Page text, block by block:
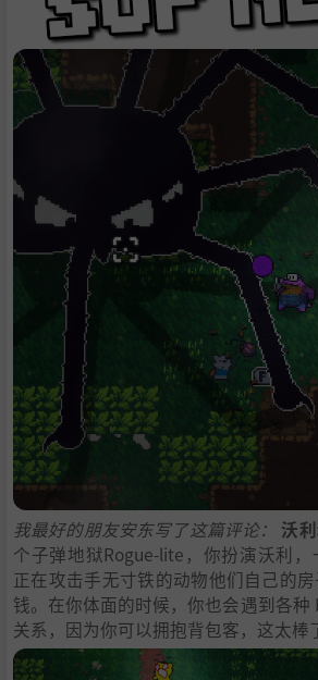
我最好的朋友安东写了这篇评论： 沃
个子弹地狱Rogue-lite，你扮演沃利，
正在攻击手无寸铁的动物他们自己的
钱。在你体面的时候，你也会遇到各种
关系，因为你可以拥抱背包客，这太棒